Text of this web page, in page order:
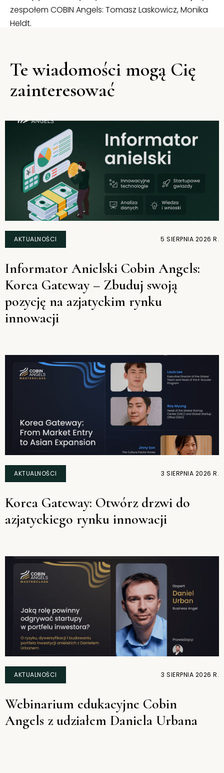
zespołem COBIN Angels: Tomasz Laskowicz, Monika
Heldt.
AKTUALNOŚCI 5 SIERPNIA 2026 R.
Informator Anielski Cobin Angels:
Korea Gateway – Zbuduj swoją
pozycję na azjatyckim rynku
innowacji
AKTUALNOŚCI 3 SIERPNIA 2026 R.
Korea Gateway: Otwórz drzwi do
azjatyckiego rynku innowacji
AKTUALNOŚCI 3 SIERPNIA 2026 R.
Webinarium edukacyjne Cobin
Angels z udziałem Daniela Urbana
Te wiadomości mogą Cię
zainteresować